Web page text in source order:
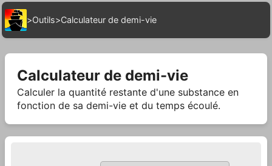
>Outils>Calculateur de demi-vie
Calculateur de demi-vie
Calculer la quantité restante d'une substance en
fonction de sa demi-vie et du temps écoulé.